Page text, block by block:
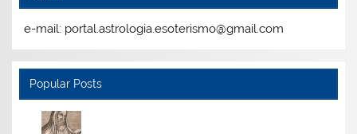
e-mail: portal.astrologia.esoterismo@gmail.com
Popular Posts